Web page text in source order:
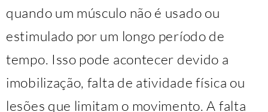
quando um músculo não é usado ou
estimulado por um longo período de
tempo. Isso pode acontecer devido a
imobilização, falta de atividade física ou
lesões que limitam o movimento. A falta